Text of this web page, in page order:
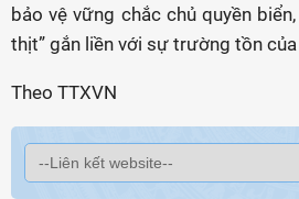
bảo vệ vững chắc chủ quyền
thịt” gắn liền với sự trường tồn
Theo TTXVN